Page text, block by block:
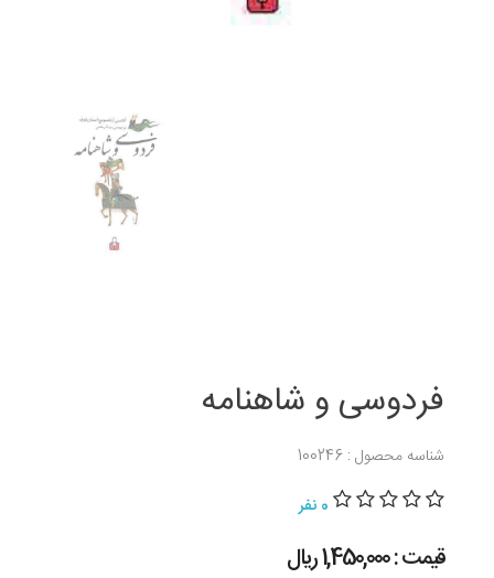
فردوسی و شاهنامه
شناسه محصول : 100246
0 نفر
قیمت : 1,450,000 ريال